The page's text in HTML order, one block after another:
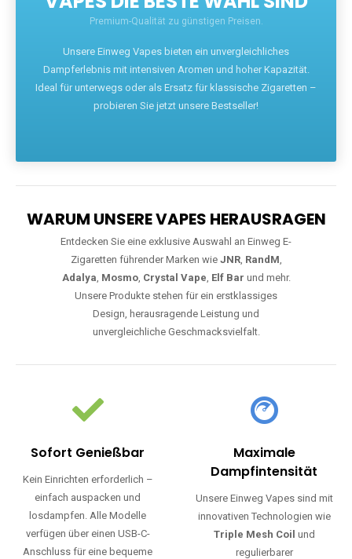
Premium-Qualität zu günstigen Preisen.
Unsere Einweg Vapes bieten ein unvergleichliches
Dampferlebnis mit intensiven Aromen und hoher Kapazität.
Ideal für unterwegs oder als Ersatz für klassische Zigaretten –
probieren Sie jetzt unsere Bestseller!
WARUM UNSERE VAPES HERAUSRAGEN
Entdecken Sie eine exklusive Auswahl an Einweg E-
Zigaretten führender Marken wie JNR, RandM,
Adalya, Mosmo, Crystal Vape, Elf Bar und mehr.
Unsere Produkte stehen für ein erstklassiges
Design, herausragende Leistung und
unvergleichliche Geschmacksvielfalt.
Sofort Genießbar
Kein Einrichten erforderlich –
einfach auspacken und
losdampfen. Alle Modelle
verfügen über einen USB-C-
Anschluss für eine bequeme
Maximale
Dampfintensität
Unsere Einweg Vapes sind mit
innovativen Technologien wie
Triple Mesh Coil und
regulierbarer